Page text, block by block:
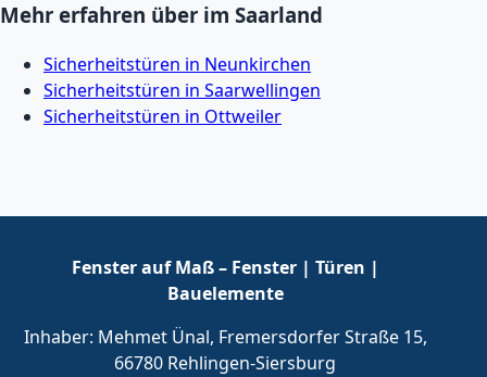
Mehr erfahren über im Saarland
Sicherheitstüren in Neunkirchen
Sicherheitstüren in Saarwellingen
Sicherheitstüren in Ottweiler
Fenster auf Maß – Fenster | Türen |
Bauelemente
Inhaber: Mehmet Ünal, Fremersdorfer Straße 15,
66780 Rehlingen-Siersburg